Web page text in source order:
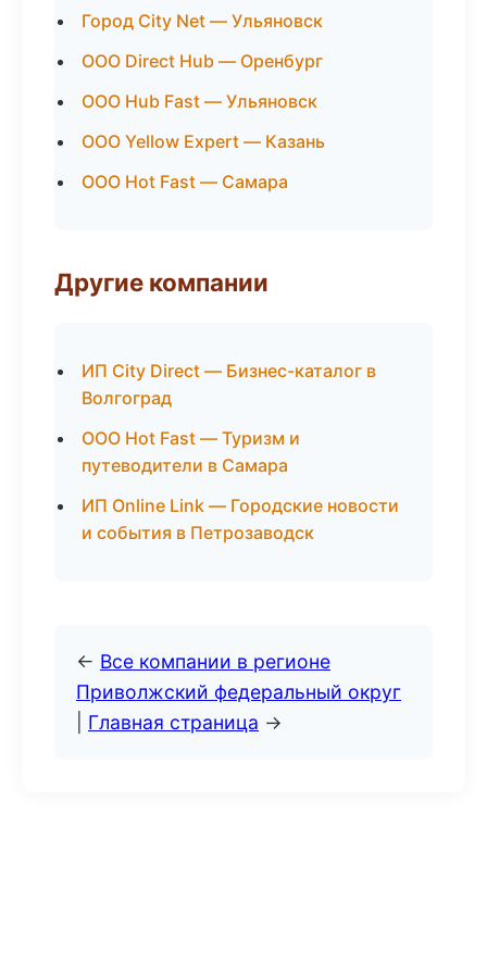
Город City Net — Ульяновск
ООО Direct Hub — Оренбург
ООО Hub Fast — Ульяновск
ООО Yellow Expert — Казань
ООО Hot Fast — Самара
Другие компании
ИП City Direct — Бизнес-каталог в
Волгоград
ООО Hot Fast — Туризм и
путеводители в Самара
ИП Online Link — Городские новости
и события в Петрозаводск
← Все компании в регионе
Приволжский федеральный округ
Главная страница →